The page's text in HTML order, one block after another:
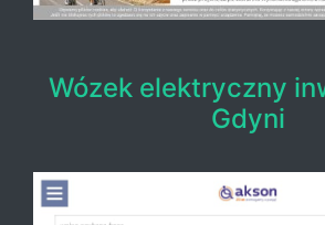
Wózek elektryczny
Gdyni